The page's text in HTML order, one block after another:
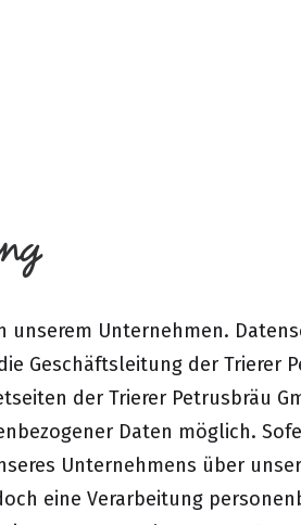
unserem Unternehmen.
Geschäftsleitung der Trierer
der Trierer Petrusbräu
Daten möglich.
Unternehmens über
eine Verarbeitung